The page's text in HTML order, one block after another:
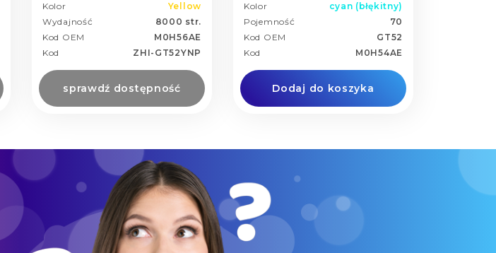
Kolor
Yellow
Wydajność
8000 str.
Kod OEM
M0H56AE
Kod
ZHI-GT52YNP
sprawdź dostępność
Kolor
cyan (błękitny)
Pojemność
70
Kod OEM
GT52
Kod
M0H54AE
Dodaj do koszyka